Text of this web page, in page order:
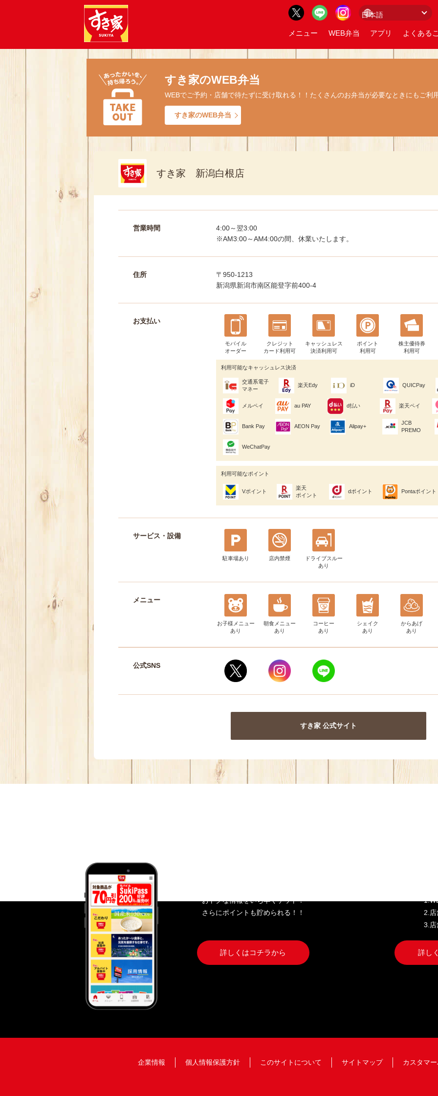
メニュー WEB弁当 アプリ よくある
すき家のWEB弁当
WEBでご予約・店舗で待たずに受け取れる！！たくさんのお弁当が必要なときにもご利
すき家のWEB弁当
すき家 新潟白根店
営業時間
4:00～翌3:00
※AM3:00～AM4:00の間、休業いたします。
住所
〒950-1213
新潟県新潟市南区能登字前400-4
お支払い
モバイル
オーダー
クレジット
カード利用可
キャッシュレス
決済利用可
ポイント
利用可
株主優待券
利用可
利用可能なキャッシュレス決済
交通系電子
マネー
楽天Edy iD QUICPay
メルペイ au PAY d払い 楽天ペイ
Bank Pay AEON Pay Alipay+
JCB
PREMO
WeChatPay
利用可能なポイント
Vポイント
楽天
ポイント
dポイント Pontaポイント
サービス・設備
駐車場あり 店内禁煙
ドライブスルー
あり
メニュー
お子様メニュー
あり
朝食メニュー
あり
コーヒー
あり
シェイク
あり
からあげ
あり
公式SNS
すき家 公式サイト
おトクな情報をいち早くゲット！
さらにポイントも貯められる！！
詳しくはコチラから
2.
3.店
詳し
企業情報 個人情報保護方針 このサイトについて サイトマップ カスタマ